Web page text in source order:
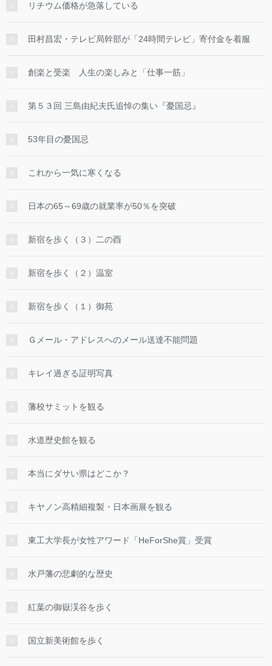
リチウム価格が急落している
田村昌宏・テレビ局幹部が「24時間テレビ」寄付金を着服
創楽と受楽 人生の楽しみと「仕事一筋」
第５３回 三島由紀夫氏追悼の集い『憂国忌』
53年目の憂国忌
これから一気に寒くなる
日本の65～69歳の就業率が50％を突破
新宿を歩く（３）二の酉
新宿を歩く（２）温室
新宿を歩く（１）御苑
Ｇメール・アドレスへのメール送達不能問題
キレイ過ぎる証明写真
藩校サミットを観る
水道歴史館を観る
本当にダサい県はどこか？
キヤノン高精細複製・日本画展を観る
東工大学長が女性アワード「HeForShe賞」受賞
水戸藩の悲劇的な歴史
紅葉の御嶽渓谷を歩く
国立新美術館を歩く